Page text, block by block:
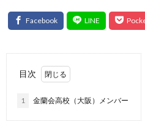
目次
1 金蘭会高校（大阪）メンバー